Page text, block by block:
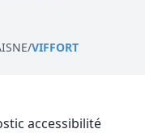
/VIFFORT
accessibilité